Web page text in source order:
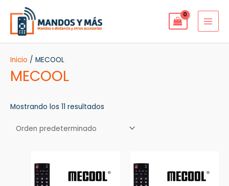
contenido
Inicio / MECOOL
MECOOL
Mostrando los 11 resultados